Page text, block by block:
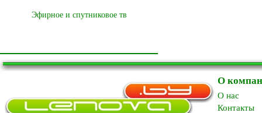
Эфирное и спутниковое тв
О
O нас
Контакты